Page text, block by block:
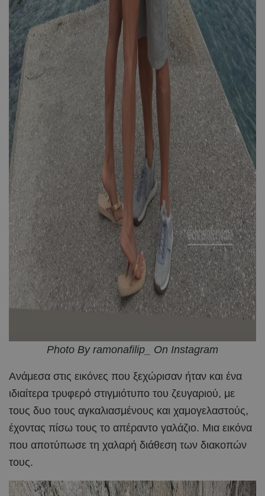
Photo By ramonafilip_ On Instagram
Ανάμεσα στις εικόνες που ξεχώρισαν ήταν και ένα
ιδιαίτερα τρυφερό στιγμιότυπο του ζευγαριού, με
τους δυο τους αγκαλιασμένους και χαμογελαστούς,
έχοντας πίσω τους το απέραντο γαλάζιο. Μια εικόνα
που αποτύπωσε τη χαλαρή διάθεση των διακοπών
τους.